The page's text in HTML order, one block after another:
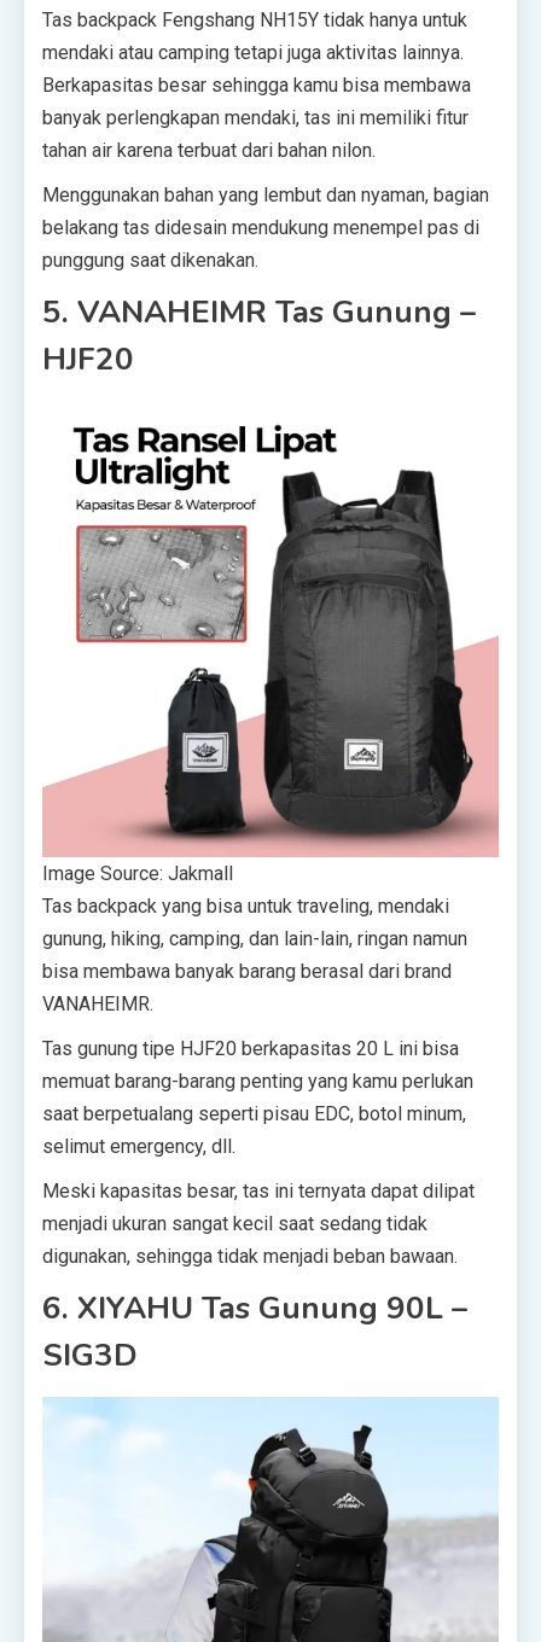
Tas backpack Fengshang NH15Y tidak hanya untuk
mendaki atau camping tetapi juga aktivitas lainnya.
Berkapasitas besar sehingga kamu bisa membawa
banyak perlengkapan mendaki, tas ini memiliki fitur
tahan air karena terbuat dari bahan nilon.
Menggunakan bahan yang lembut dan nyaman, bagian
belakang tas didesain mendukung menempel pas di
punggung saat dikenakan.
5. VANAHEIMR Tas Gunung –
HJF20
Image Source: Jakmall
Tas backpack yang bisa untuk traveling, mendaki
gunung, hiking, camping, dan lain-lain, ringan namun
bisa membawa banyak barang berasal dari brand
VANAHEIMR.
Tas gunung tipe HJF20 berkapasitas 20 L ini bisa
memuat barang-barang penting yang kamu perlukan
saat berpetualang seperti pisau EDC, botol minum,
selimut emergency, dll.
Meski kapasitas besar, tas ini ternyata dapat dilipat
menjadi ukuran sangat kecil saat sedang tidak
digunakan, sehingga tidak menjadi beban bawaan.
6. XIYAHU Tas Gunung 90L –
SIG3D